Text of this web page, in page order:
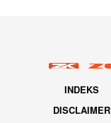
INDEKS
DISCLAIMER